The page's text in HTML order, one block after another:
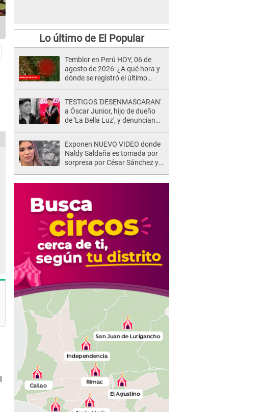
Lo último de El Popular
Temblor en Perú HOY, 06 de
agosto de 2026: ¿A qué hora y
dónde se registró el último
TESTIGOS 'DESENMASCARAN'
a Óscar Junior, hijo de dueño
de 'La Bella Luz', y denuncian
Exponen NUEVO VIDEO donde
Naldy Saldaña es tomada por
sorpresa por César Sánchez y